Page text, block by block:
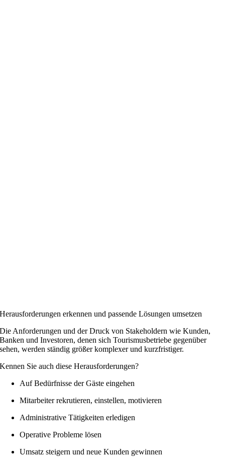
Herausforderungen erkennen und passende Lösungen umsetzen
Die Anforderungen und der Druck von Stakeholdern wie Kunden,
Banken und Investoren, denen sich Tourismusbetriebe gegenüber
sehen, werden ständig größer komplexer und kurzfristiger.
Kennen Sie auch diese Herausforderungen?
Auf Bedürfnisse der Gäste eingehen
Mitarbeiter rekrutieren, einstellen, motivieren
Administrative Tätigkeiten erledigen
Operative Probleme lösen
Umsatz steigern und neue Kunden gewinnen